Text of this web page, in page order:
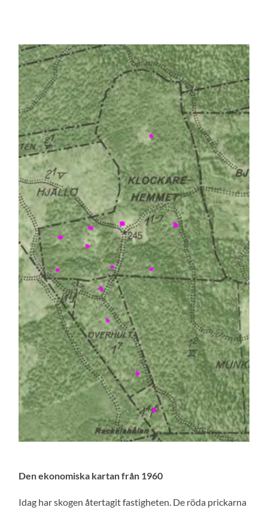
Den ekonomiska kartan från 1960
Idag har skogen återtagit fastigheten. De röda prickarna